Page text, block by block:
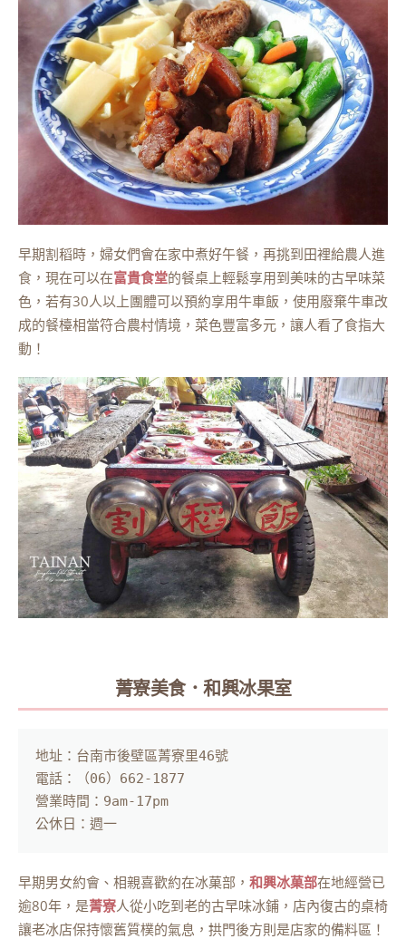
早期割稻時，婦女們會在家中煮好午餐，再挑到田裡給農人進
食，現在可以在富貴食堂的餐桌上輕鬆享用到美味的古早味菜
色，若有30人以上團體可以預約享用牛車飯，使用廢棄牛車改
成的餐檯相當符合農村情境，菜色豐富多元，讓人看了食指大
動！
菁寮美食．和興冰果室
地址：台南市後壁區菁寮里46號
電話：（06）662-1877
營業時間：9am-17pm
公休日：週一
早期男女約會、相親喜歡約在冰菓部， 和興冰菓部在地經營已
逾80年，是菁寮人從小吃到老的古早味冰鋪，店內復古的桌椅
讓老冰店保持懷舊質樸的氣息，拱門後方則是店家的備料區！